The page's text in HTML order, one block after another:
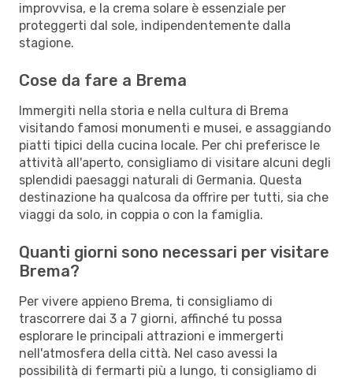
improvvisa, e la crema solare è essenziale per
proteggerti dal sole, indipendentemente dalla
stagione.
Cose da fare a Brema
Immergiti nella storia e nella cultura di Brema
visitando famosi monumenti e musei, e assaggiando
piatti tipici della cucina locale. Per chi preferisce le
attività all'aperto, consigliamo di visitare alcuni degli
splendidi paesaggi naturali di Germania. Questa
destinazione ha qualcosa da offrire per tutti, sia che
viaggi da solo, in coppia o con la famiglia.
Quanti giorni sono necessari per visitare
Brema?
Per vivere appieno Brema, ti consigliamo di
trascorrere dai 3 a 7 giorni, affinché tu possa
esplorare le principali attrazioni e immergerti
nell'atmosfera della città. Nel caso avessi la
possibilità di fermarti più a lungo, ti consigliamo di